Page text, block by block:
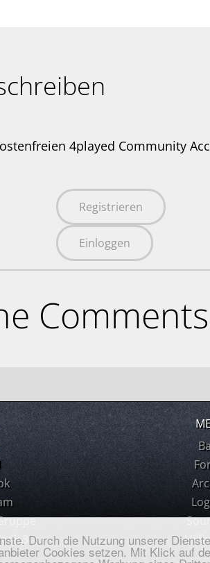
Durch die Nutzung unserer
Cookies setzen. Mit Klick auf
4played Community
Registrieren
Einloggen
3
Hilfe